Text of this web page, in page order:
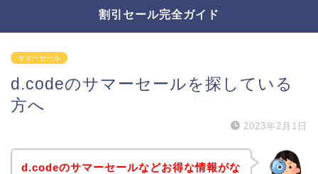
割引セール完全ガイド
サマーセール
d.codeのサマーセールを探している
方へ
2023年2月1日
d.codeのサマーセールなどお得な情報がな